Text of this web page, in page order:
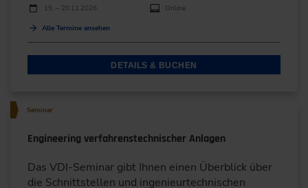
19. – 20.11.2026
Online
Alle Termine ansehen
DETAILS & BUCHEN
Seminar
Engineering verfahrenstechnischer Anlagen
Das VDI-Seminar gibt Ihnen einen Überblick über
die Schnittstellen und ingenieurtechnischen